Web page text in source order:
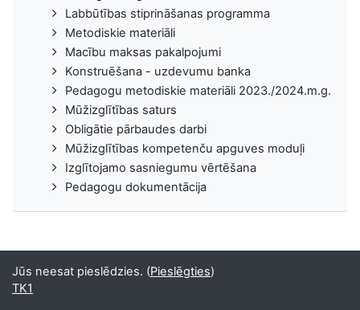
Labbūtības stiprināšanas programma
Metodiskie materiāli
Macību maksas pakalpojumi
Konstruēšana - uzdevumu banka
Pedagogu metodiskie materiāli 2023./2024.m.g.
Mūžizglītības saturs
Obligātie pārbaudes darbi
Mūžizglītības kompetenču apguves moduļi
Izglītojamo sasniegumu vērtēšana
Pedagogu dokumentācija
Jūs neesat pieslēdzies. (Pieslēgties)
TK1